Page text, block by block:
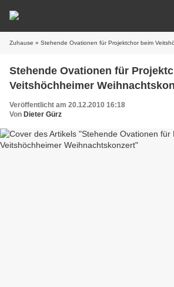
Zuhause » Stehende Ovationen für Projektchor beim
Stehende Ovationen für
Veitshöchheimer
Veröffentlicht am 20.12.2010 16:18
Von Dieter Gürz